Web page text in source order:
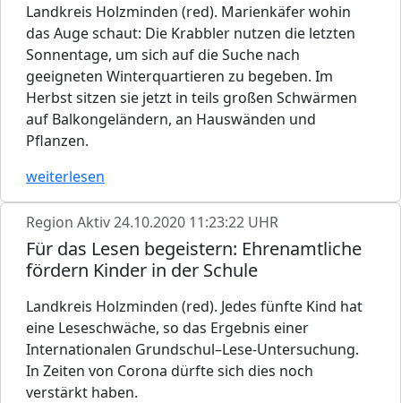
Landkreis Holzminden (red). Marienkäfer wohin
das Auge schaut: Die Krabbler nutzen die letzten
Sonnentage, um sich auf die Suche nach
geeigneten Winterquartieren zu begeben. Im
Herbst sitzen sie jetzt in teils großen Schwärmen
auf Balkongeländern, an Hauswänden und
Pflanzen.
weiterlesen
Region Aktiv24.10.2020 11:23:22 UHR
Für das Lesen begeistern: Ehrenamtliche
fördern Kinder in der Schule
Landkreis Holzminden (red). Jedes fünfte Kind hat
eine Leseschwäche, so das Ergebnis einer
Internationalen Grundschul–Lese-Untersuchung.
In Zeiten von Corona dürfte sich dies noch
verstärkt haben.